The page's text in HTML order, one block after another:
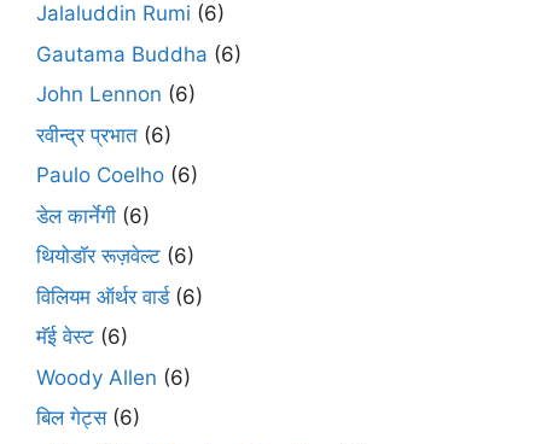
Jalaluddin Rumi (6)
Gautama Buddha (6)
John Lennon (6)
रवीन्द्र प्रभात (6)
Paulo Coelho (6)
डेल कार्नेगी (6)
थियोडॉर रूज़वेल्ट (6)
विलियम ऑर्थर वार्ड(6)
मॅई वेस्ट (6)
Woody Allen (6)
बिल गेट्स(6)